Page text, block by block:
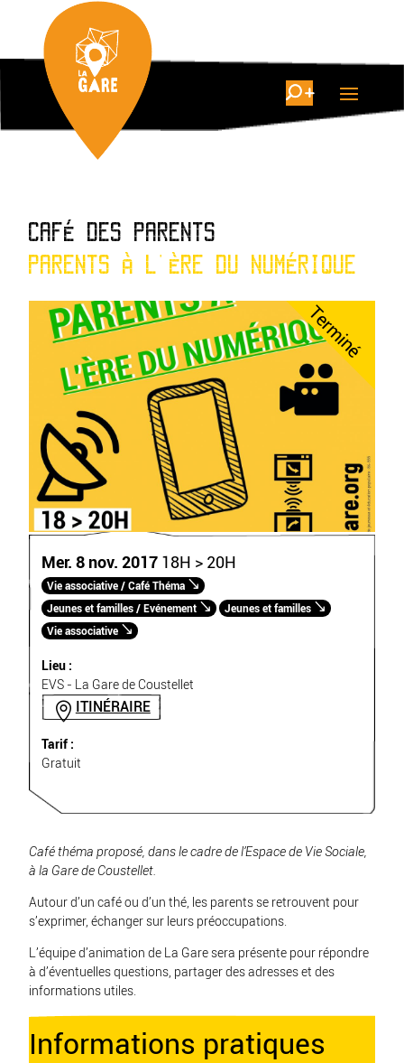
CAFÉ DES PARENTS
PARENTS À L'ÈRE DU NUMÉRIQUE
Terminé
Mer. 8 nov. 2017 18H > 20H
Vie associative / Café Théma
Jeunes et familles / Evénement
Jeunes et familles
Vie associative
Lieu :
EVS - La Gare de Coustellet
ITINÉRAIRE
Tarif :
Gratuit
Café théma proposé, dans le cadre de l’Espace de Vie Sociale,
à la Gare de Coustellet.
Autour d’un café ou d’un thé, les parents se retrouvent pour
s’exprimer, échanger sur leurs préoccupations.
L’équipe d’animation de La Gare sera présente pour répondre
à d’éventuelles questions, partager des adresses et des
informations utiles.
Informations pratiques